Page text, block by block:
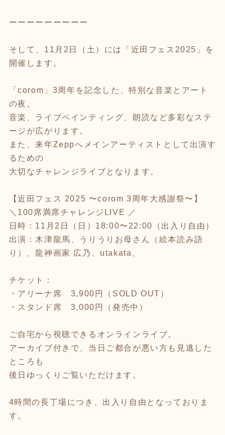
ーーーーーーーーー
そして、11月2日（土）には「近田フェス2025」を
開催します。
「corom」3周年を記念した、特別な音楽とアート
の夜。
音楽、ライブペインティング、朗読など多彩なステ
ージが広がります。
また、来年Zeppへメインアーティストとして出演す
るための
大切なチャレンジライブとなります。
【近田フェス 2025 〜corom 3周年大感謝祭〜】
＼100席満席チャレンジLIVE ／
日時：11月2日（日）18:00〜22:00（出入り自由）
出演：木津龍馬、うりうりお母さん（絵本読み語
り）、龍神画家 広乃、utakata、
チケット：
・アリーナ席 3,900円（SOLD OUT）
・スタンド席 3,000円（発売中）
ご自宅から視聴できるオンラインライブ。
アーカイブ付きで、当日ご都合が悪い方も見逃した
ところも
後日ゆっくりご覧いただけます。
4時間の長丁場につき、出入り自由となっておりま
す。